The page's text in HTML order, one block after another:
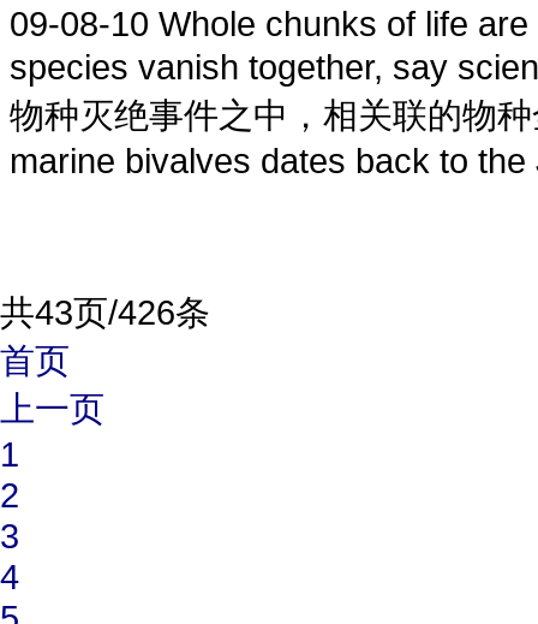
09-08-10 Whole chunks of life
species vanish together, say
物种灭绝事件之中，相关联的物
marine bivalves dates back to
共43页/426条
首页
上一页
1
2
3
4